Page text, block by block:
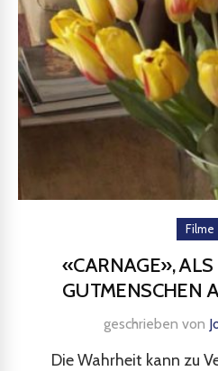
Filme
«CARNAGE»,
GUTMENSCHEN
geschrieben von
Die Wahrheit kann zu